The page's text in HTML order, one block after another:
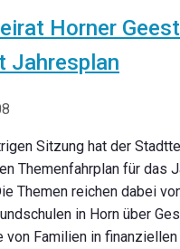
Horner Geest
Jahresplan
Sitzung hat der
Themenfahrplan für das
Themen reichen dabei
in Horn über
von Familien in finanziellen